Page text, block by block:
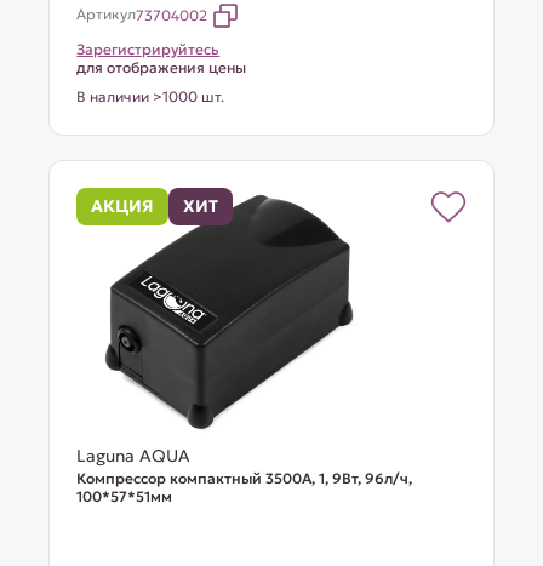
Артикул73704002
Зарегистрируйтесь
для отображения цены
В наличии >1000 шт.
АКЦИЯ ХИТ
Laguna AQUA
Компрессор компактный 3500A, 1, 9Вт, 96л/ч,
100*57*51мм